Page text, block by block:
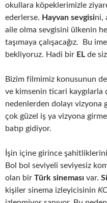
okullara köpeklerimizle
ederlerse. Hayvan sevgisini,
aile olma sevgisini ülkenin
taşımaya çalışacağız. Bu
bekliyoruz. Hadi bir EL de
Bizim filmimiz konusunun
ve kimsenin ticari kaygılarla
nedenlerden dolayı vizyona
çok güzel iş ya vizyona
batıp gidiyor.
İşin içine girince
Bol bol seviyeli seviyesiz
olan bir Türk sineması var.
kişiler sinema izleyicisinin